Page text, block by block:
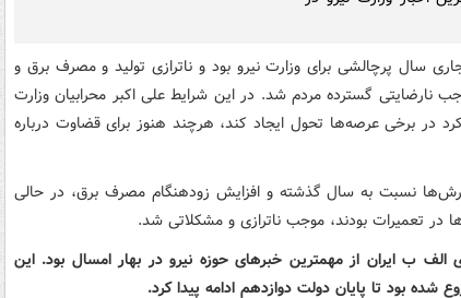
سال پرچالشی برای وزارت نیرو بود و ناترازی تولید و مصرف برق و
نارضایتی گسترده مردم شد. در این شرایط علی اکبر محرابیان وزارت
در برخی عرصه‌ها تحول ایجاد کند، هرچند هنوز برای قضاوت درباره
نسبت به سال گذشته و افزایش زودهنگام مصرف برق، در حالی
در تعمیرات بودند، موجب ناترازی و مشکلاتی شد.
ب ایران از مهمترین خبرهای حوزه نیرو در بهار امسال بود. این